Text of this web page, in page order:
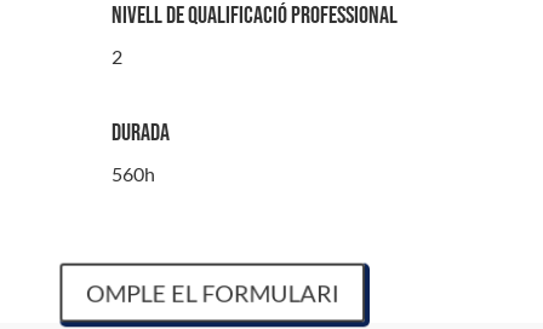
Nivell de qualificació professional
2
Durada
560h
OMPLE EL FORMULARI